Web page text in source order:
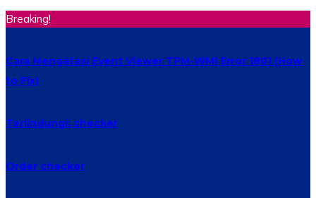
Breaking!
Cara Mengatasi Event Viewer TPM-WMI Error 1801 (How
to Fix)
Terlindungi: checker
Order checker